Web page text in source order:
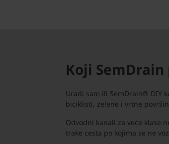
Koji
Uradi sam ili SemDrain® DIY
biciklisti, zelene i vrtne
Odvodni kanali za veće klase
trake cesta po kojima se ne